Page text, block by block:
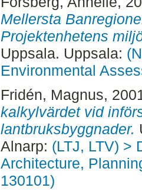
Mellersta
Projektenhetens
Uppsala. Uppsala:
Environmental
Fridén, Magnus,
kalkylvärdet vid
lantbruksbyggnader.
Alnarp: (LTJ, LTV) >
Architecture,
130101)